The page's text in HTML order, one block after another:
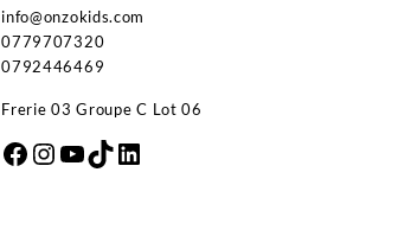
info@onzokids.com
0779707320
0792446469
Frerie 03 Groupe C Lot 06
Facebook
Instagram
YouTube
TikTok
LinkedIn